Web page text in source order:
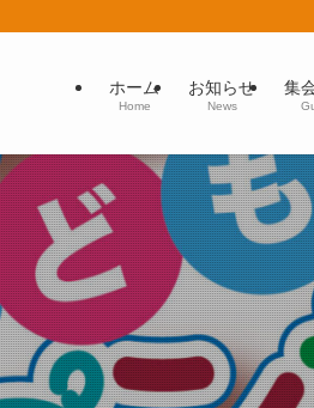
ホーム
Home
お知らせ
News
集